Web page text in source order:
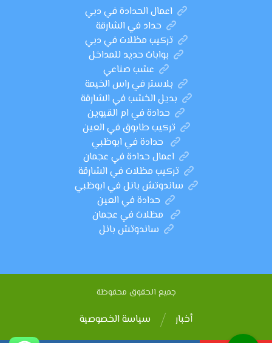
اعمال الحدادة في دبي
حداد في الشارقة
تركيب مظلات في دبي
بوابات حديد للمداخل
عشب صناعي
بلاستر في راس الخيمة
بديل الخشب في الشارقة
حدادة في ام القيوين
تركيب طابوق في العين
حدادة في ابوظبي
اعمال حدادة في عجمان
تركيب مظلات في الشارقة
ساندوتش بانل في ابوظبي
حدادة في العين
مظلات في عجمان
ساندوتش بانل
جميع الحقوق محفوظة
سياسة الخصوصية أخبار